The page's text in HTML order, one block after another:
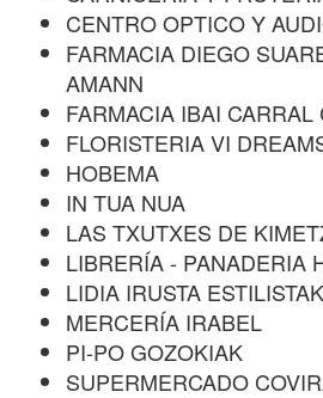
CENTRO OPTICO Y
FARMACIA DIEGO
AMANN
FARMACIA IBAI CARRAL
FLORISTERIA VI
HOBEMA
IN TUA NUA
LAS TXUTXES DE
LIBRERÍA - PANADERIA
LIDIA IRUSTA ESTILISTAK
MERCERÍA IRABEL
PI-PO GOZOKIAK
SUPERMERCADO